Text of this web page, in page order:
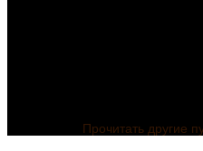
Прочитать другие